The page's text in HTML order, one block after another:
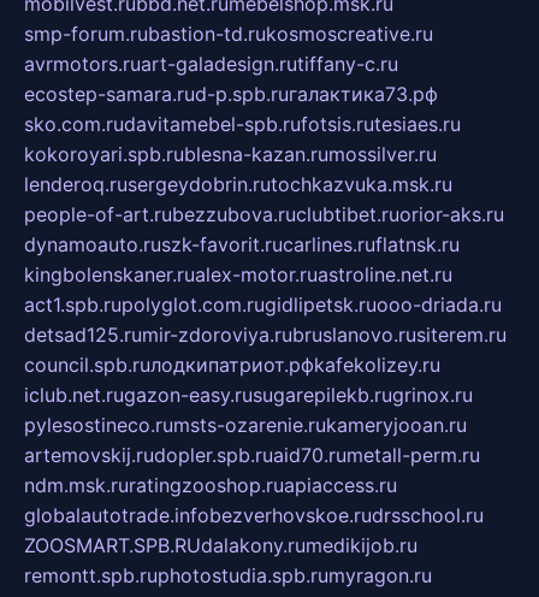
smp-forum.rubastion-td.rukosmoscreative.ru
avrmotors.ruart-galadesign.rutiffany-c.ru
ecostep-samara.rud-p.spb.ruгалактика73.рф
sko.com.rudavitamebel-spb.rufotsis.rutesiaes.ru
kokoroyari.spb.rublesna-kazan.rumossilver.ru
lenderoq.rusergeydobrin.rutochkazvuka.msk.ru
people-of-art.rubezzubova.ruclubtibet.ruorior-aks.ru
dynamoauto.ruszk-favorit.rucarlines.ruflatnsk.ru
kingbolenskaner.rualex-motor.ruastroline.net.ru
act1.spb.rupolyglot.com.rugidlipetsk.ruooo-driada.ru
detsad125.rumir-zdoroviya.rubruslanovo.rusiterem.ru
council.spb.ruлодкипатриот.рфkafekolizey.ru
iclub.net.rugazon-easy.rusugarepilekb.rugrinox.ru
pylesostineco.rumsts-ozarenie.rukameryjooan.ru
artemovskij.rudopler.spb.ruaid70.rumetall-perm.ru
ndm.msk.ruratingzooshop.ruapiaccess.ru
globalautotrade.infobezverhovskoe.rudrsschool.ru
ZOOSMART.SPB.RUdalakony.rumedikijob.ru
remontt.spb.ruphotostudia.spb.rumyragon.ru